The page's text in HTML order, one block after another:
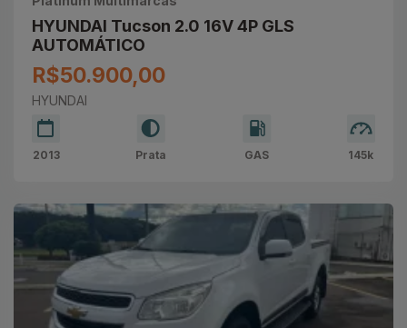
HYUNDAI Tucson 2.0 16V 4P GLS
AUTOMÁTICO
R$50.900,00
HYUNDAI
2013 Prata GAS 145k